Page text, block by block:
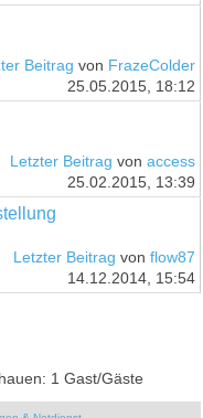
Beitrag von FrazeColder
25.05.2015, 18:12
Letzter Beitrag von access
25.02.2015, 13:39
Letzter Beitrag von flow87
14.12.2014, 15:54
1 Gast/Gäste